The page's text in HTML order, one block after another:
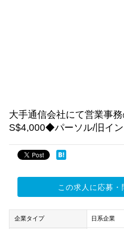
大手通信会社にて営業事
S$4,000◆パーソル/旧イ
この求人に応募・
企業タイプ 日系企業